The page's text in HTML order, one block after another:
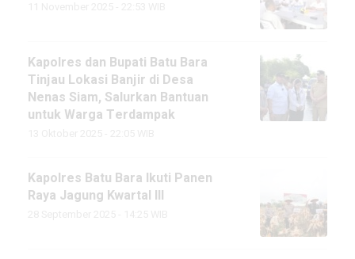
Kapolres dan Bupati Batu Bara
Tinjau Lokasi Banjir di Desa
Nenas Siam, Salurkan Bantuan
untuk Warga Terdampak
Kapolres Batu Bara Ikuti Panen
Raya Jagung Kwartal III